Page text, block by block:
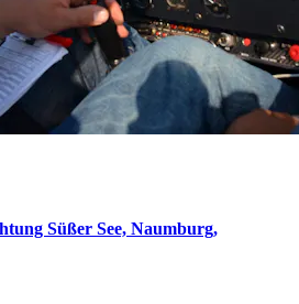
Süßer See, Naumburg,